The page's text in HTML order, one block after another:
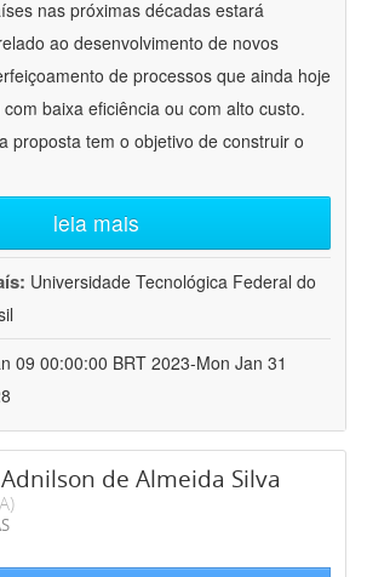
nas próximas décadas estará
ao desenvolvimento de novos
de processos que ainda hoje
baixa eficiência ou com alto custo.
proposta tem o objetivo de construir o
leia mais
Universidade Tecnológica Federal do
09 00:00:00 BRT 2023-Mon Jan 31
Adnilson de Almeida Silva